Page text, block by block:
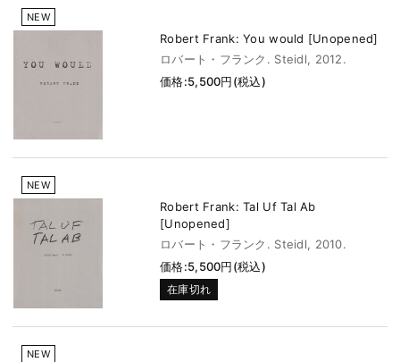
NEW
Robert Frank: You would [Unopened]
ロバート・フランク. Steidl, 2012.
価格:5,500円(税込)
NEW
Robert Frank: Tal Uf Tal Ab
[Unopened]
ロバート・フランク. Steidl, 2010.
価格:5,500円(税込)
在庫切れ
NEW